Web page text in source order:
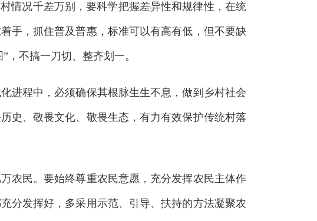
况千差万别，要科学把握差异性和规律性，在统
手，抓住普及普惠，标准可以有高有低，但不要缺
不搞一刀切、整齐划一。
程中，必须确保其根脉生生不息，做到乡村社会
史、敬畏文化、敬畏生态，有力有效保护传统村落
民。要始终尊重农民意愿，充分发挥农民主体作
分发挥好，多采用示范、引导、扶持的方法凝聚农